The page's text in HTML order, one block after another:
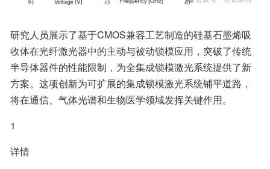
研究人员展示了基于CMOS兼容工艺制造的硅基石墨烯吸
收体在光纤激光器中的主动与被动锁模应用，突破了传统
半导体器件的性能限制，为全集成锁模激光系统提供了新
方案。这项创新为可扩展的集成锁模激光系统铺平道路，
将在通信、气体光谱和生物医学领域发挥关键作用。
1
详情